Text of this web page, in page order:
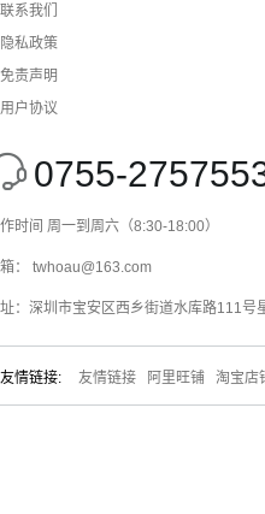
联系我们
隐私政策
免责声明
用户协议
0755-
时间 周一到周六（8:30-18:00）
： twhoau@163.com
：深圳市宝安区西乡街道水库路111号
友情链接: 友情链接 阿里旺铺 淘宝店